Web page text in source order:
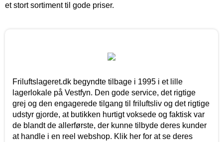
et stort sortiment til gode priser.
Friluftslageret.dk begyndte tilbage i 1995 i et lille
lagerlokale på Vestfyn. Den gode service, det rigtige
grej og den engagerede tilgang til friluftsliv og det rigtige
udstyr gjorde, at butikken hurtigt voksede og faktisk var
de blandt de allerførste, der kunne tilbyde deres kunder
at handle i en reel webshop. Klik her for at se deres